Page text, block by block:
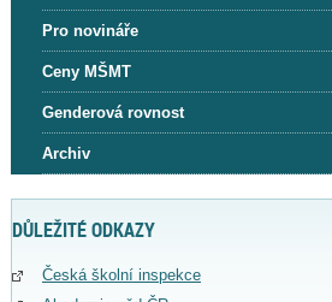
Pro novináře
Ceny MŠMT
Genderová rovnost
Archiv
DŮLEŽITÉ ODKAZY
Česká školní inspekce